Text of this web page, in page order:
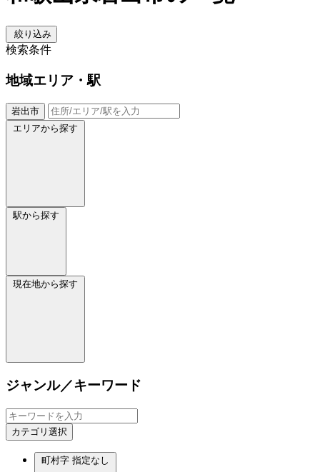
絞り込み
検索条件
地域エリア・駅
岩出市
エリアから探す
駅から探す
現在地から探す
ジャンル／キーワード
カテゴリ選択
町村字 指定なし